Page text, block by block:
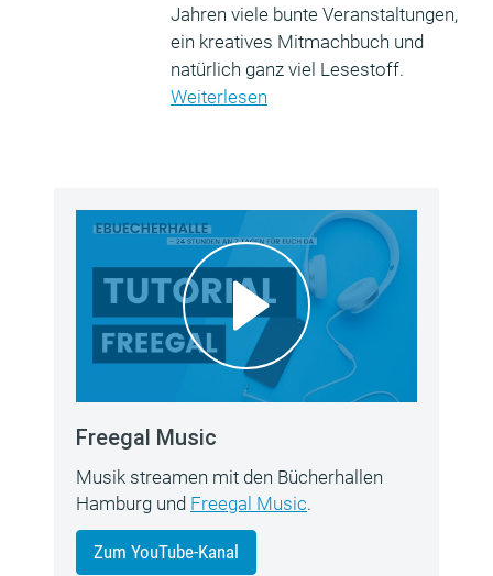
Jahren viele bunte Veranstaltungen,
ein kreatives Mitmachbuch und
natürlich ganz viel Lesestoff.
Weiterlesen
Freegal Music
Musik streamen mit den Bücherhallen
Hamburg und Freegal Music.
Zum YouTube-Kanal